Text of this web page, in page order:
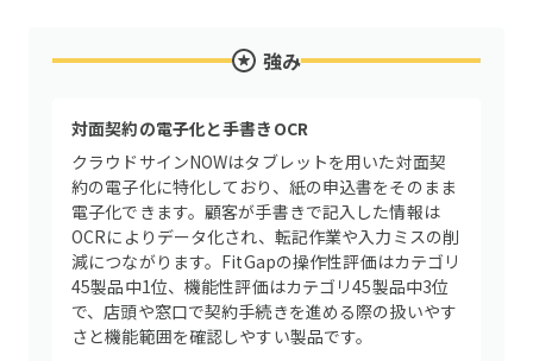
強み
対面契約の電子化と手書きOCR
クラウドサインNOWはタブレットを用いた対面契
約の電子化に特化しており、紙の申込書をそのまま
電子化できます。顧客が手書きで記入した情報は
OCRによりデータ化され、転記作業や入力ミスの削
減につながります。FitGapの操作性評価はカテゴリ
45製品中1位、機能性評価はカテゴリ45製品中3位
で、店頭や窓口で契約手続きを進める際の扱いやす
さと機能範囲を確認しやすい製品です。